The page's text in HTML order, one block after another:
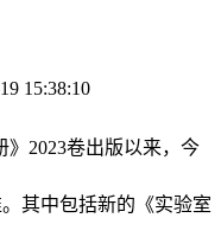
15:38:10
》2023卷出版以来，今
其中包括新的《实验室